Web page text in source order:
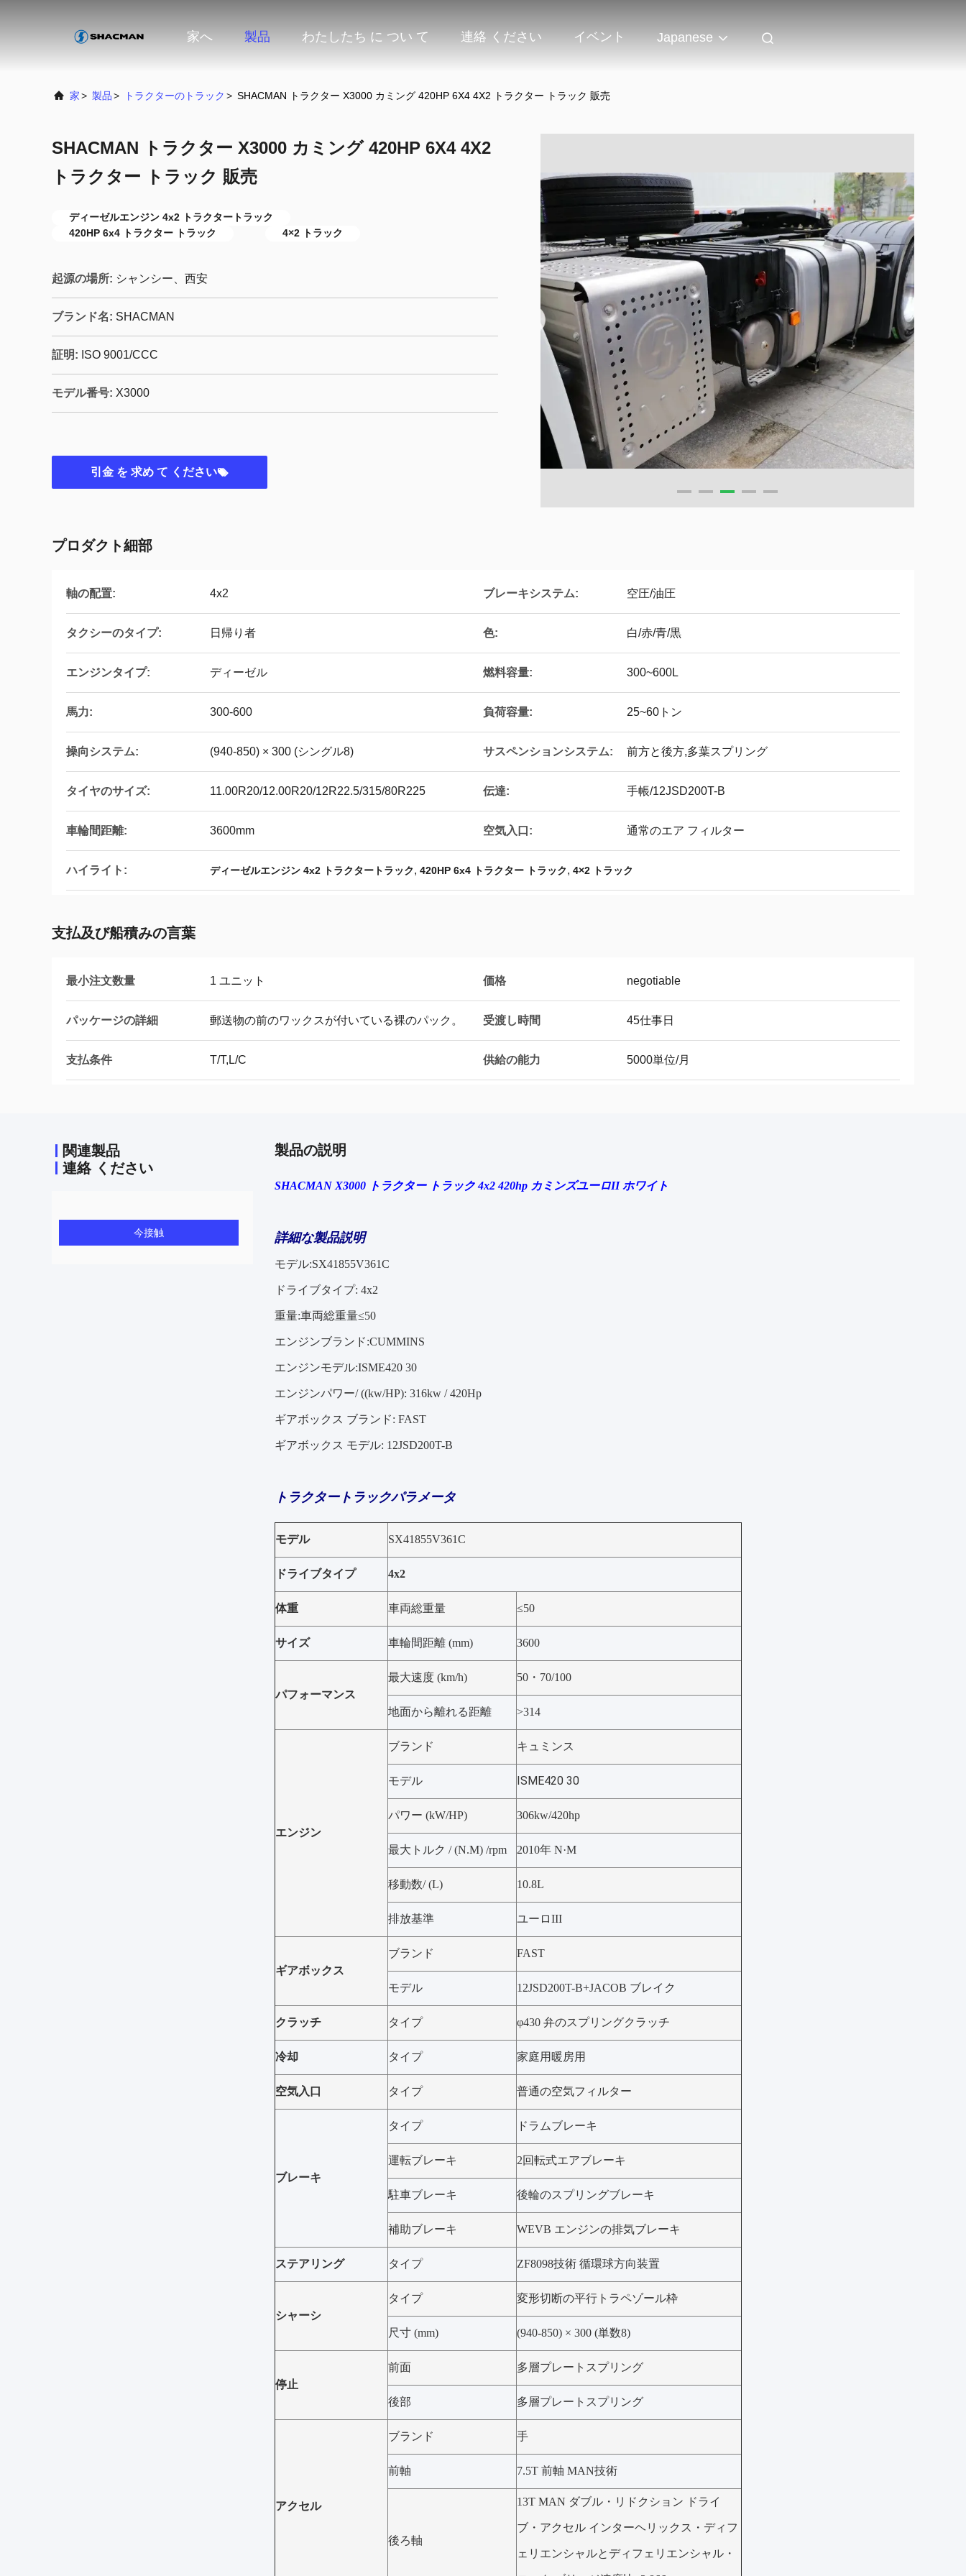
家へ 製品 わたしたち に つい て 連絡 ください イベント Japanese
家> 製品> トラクターのトラック > SHACMAN トラクター X3000 カミング 420HP 6X4 4X2 トラクター トラック 販売
SHACMAN トラクター X3000 カミング 420HP 6X4 4X2
トラクター トラック 販売
ディーゼルエンジン 4x2 トラクタートラック
420HP 6x4 トラクター トラック
4×2 トラック
起源の場所: シャンシー、西安
ブランド名: SHACMAN
証明: ISO 9001/CCC
モデル番号: X3000
引金 を 求め て ください
プロダクト細部
軸の配置: 4x2 ブレーキシステム: 空圧/油圧
タクシーのタイプ: 日帰り者 色: 白/赤/青/黒
エンジンタイプ: ディーゼル 燃料容量: 300~600L
馬力: 300-600 負荷容量: 25~60トン
操向システム: (940-850) × 300 (シングル8) サスペンションシステム: 前方と後方,多葉スプリング
タイヤのサイズ: 11.00R20/12.00R20/12R22.5/315/80R225 伝達: 手帳/12JSD200T-B
車輪間距離: 3600mm 空気入口: 通常のエア フィルター
ハイライト: ディーゼルエンジン 4x2 トラクタートラック, 420HP 6x4 トラクター トラック, 4×2 トラック
支払及び船積みの言葉
最小注文数量 1 ユニット 価格 negotiable
パッケージの詳細 郵送物の前のワックスが付いている裸のパック。 受渡し時間 45仕事日
支払条件 T/T,L/C 供給の能力 5000単位/月
関連製品
連絡 ください
今接触
製品の説明
SHACMAN X3000 トラクター トラック 4x2 420hp カミンズユーロII ホワイト
詳細な製品説明
モデル:SX41855V361C
ドライブタイプ: 4x2
重量:車両総重量≤50
エンジンブランド:CUMMINS
エンジンモデル:ISME420 30
エンジンパワー/ ((kw/HP): 316kw / 420Hp
ギアボックス ブランド: FAST
ギアボックス モデル: 12JSD200T-B
トラクタートラックパラメータ
モデル SX41855V361C
ドライブタイプ 4x2
体重 車両総重量 ≤50
サイズ 車輪間距離 (mm) 3600
パフォーマンス
最大速度 (km/h) 50・70/100
地面から離れる距離 >314
エンジン
ブランド キュミンス
モデル ISME420 30
パワー (kW/HP) 306kw/420hp
最大トルク / (N.M) /rpm 2010年 N·M
移動数/ (L) 10.8L
排放基準 ユーロIII
ギアボックス
ブランド FAST
モデル 12JSD200T-B+JACOB ブレイク
クラッチ タイプ φ430 弁のスプリングクラッチ
冷却 タイプ 家庭用暖房用
空気入口 タイプ 普通の空気フィルター
ブレーキ
タイプ ドラムブレーキ
運転ブレーキ 2回転式エアブレーキ
駐車ブレーキ 後輪のスプリングブレーキ
補助ブレーキ WEVB エンジンの排気ブレーキ
ステアリング タイプ ZF8098技術 循環球方向装置
シャーシ
タイプ 変形切断の平行トラペゾール枠
尺寸 (mm) (940-850) × 300 (単数8)
停止
前面 多層プレートスプリング
後部 多層プレートスプリング
アクセル
ブランド 手
前軸 7.5T 前軸 MAN技術
後ろ軸
13T MAN ダブル・リドクション ドライ
ブ・アクセル インターヘリックス・ディフ
ェリエンシャルとディフェリエンシャル・